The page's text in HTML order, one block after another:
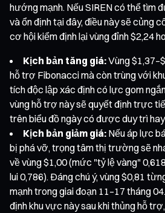
hướng mạnh. Nếu SIREN có thể tìm
và ổn định tại đây, điều này sẽ củng
cơ hội kiểm định lại vùng đỉnh $2,24
Kịch bản tăng giá:Vùng
hỗ trợ Fibonacci mà còn trùng với
tích độc lập xác định có lực gom
vùng hỗ trợ này sẽ quyết định trực
trên biểu đồ ngày có được duy trì
Kịch bản giảm giá: Nếu áp lực
bị phá vỡ, trọng tâm thị trường sẽ
về vùng $1,00 (mức "tỷ lệ vàng"
lui 0,786). Đáng chú ý, vùng $0,81
mạnh trong giai đoạn 11–17 tháng
định khu vực này sau khi thủng hỗ